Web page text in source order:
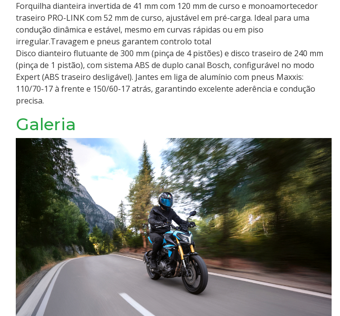
Forquilha dianteira invertida de 41 mm com 120 mm de curso e monoamortecedor
traseiro PRO-LINK com 52 mm de curso, ajustável em pré-carga. Ideal para uma
condução dinâmica e estável, mesmo em curvas rápidas ou em piso
irregular.Travagem e pneus garantem controlo total
Disco dianteiro flutuante de 300 mm (pinça de 4 pistões) e disco traseiro de 240 mm
(pinça de 1 pistão), com sistema ABS de duplo canal Bosch, configurável no modo
Expert (ABS traseiro desligável). Jantes em liga de alumínio com pneus Maxxis:
110/70-17 à frente e 150/60-17 atrás, garantindo excelente aderência e condução
precisa.
Galeria